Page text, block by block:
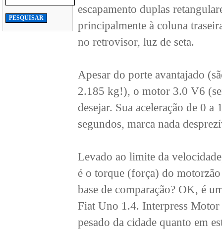
escapamento duplas
principalmente à coluna
no retrovisor, luz de seta.
Apesar do porte avantajado
2.185 kg!), o motor 3.0 V6
desejar. Sua aceleração de 0
segundos, marca nada
Levado ao limite da
é o torque (força) do
base de comparação? OK, é
Fiat Uno 1.4. Interpress Motor
pesado da cidade quanto em